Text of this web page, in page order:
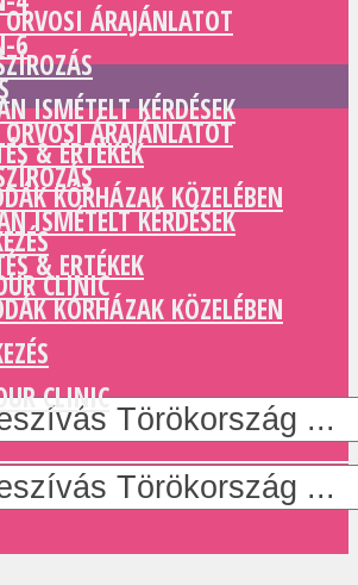
ORVOSI ÁRAJÁNLATOT
ISMÉTELT KÉRDÉSEK
& ERTÉKEK
KÓRHÁZAK KÖZELÉBEN
CLINIC
6
ORVOSI ÁRAJÁNLATOT
ISMÉTELT KÉRDÉSEK
& ERTÉKEK
KÓRHÁZAK KÖZELÉBEN
CLINIC